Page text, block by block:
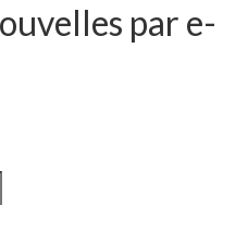
par e-